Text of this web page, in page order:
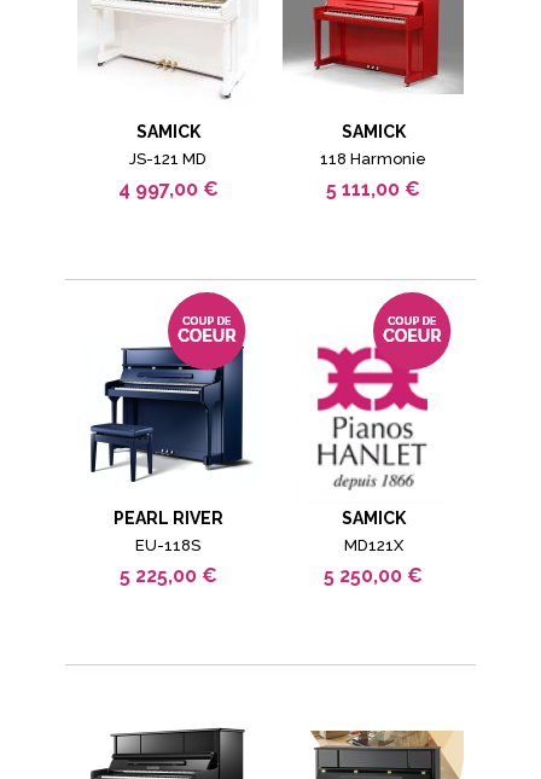
SAMICK
JS-121 MD
4 997,00 €
SAMICK
118 Harmonie
5 111,00 €
PEARL RIVER
EU-118S
5 225,00 €
SAMICK
MD121X
5 250,00 €